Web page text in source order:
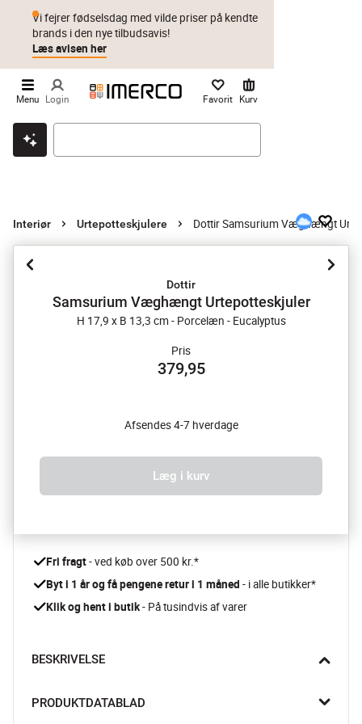
Klik & hent Byt i 1 år Prismatch
Vi fejrer fødselsdag med vilde priser på kendte
brands i den nye tilbudsavis!
Læs avisen her
Menu Login Favorit Kurv
Interiør Urtepotteskjulere Dottir Samsurium Væghængt
Dottir
Samsurium Væghængt Urtepotteskjuler
H 17,9 x B 13,3 cm - Porcelæn - Eucalyptus
Pris
379,95
Afsendes 4-7 hverdage
Læg i kurv
Fri fragt - ved køb over 500 kr.*
Byt i 1 år og få pengene retur i 1 måned - i alle butikker*
Klik og hent i butik - På tusindvis af varer
BESKRIVELSE
urtepotteskjuleren fra Dottir. Ideel til krydderurter og planter,
PRODUKTDATABLAD